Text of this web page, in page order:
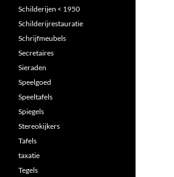
Schilderijen < 1950
Schilderijrestauratie
Schrijfmeubels
Secretaires
Sieraden
Speelgoed
Speeltafels
Spiegels
Stereokijkers
Tafels
taxatie
Tegels